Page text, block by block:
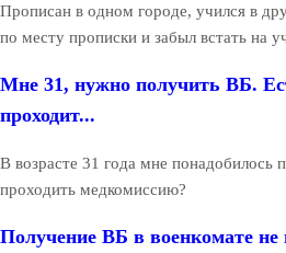
Прописан в одном городе, учился в
по месту прописки и забыл встать на
Мне 31, нужно получить ВБ.
проходит...
В возрасте 31 года мне понадобилось
проходить медкомиссию?
Получение ВБ в военкомате не